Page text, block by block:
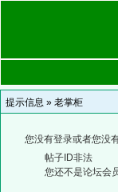
提示信息 » 老掌柜
您没有登录或者您没
帖子ID非法
您还不是论坛会